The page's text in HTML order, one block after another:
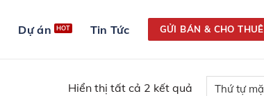
Dự án Tin Tức GỬI BÁN & CHO THUÊ
Hiển thị tất cả 2 kết quả